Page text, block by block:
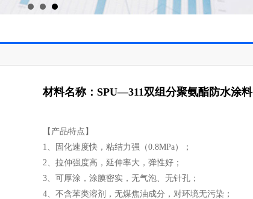
材料名称：SPU—311双组分聚氨酯防水涂料
【产品特点】
1、固化速度快，粘结力强（0.8MPa）；
2、拉伸强度高，延伸率大，弹性好；
3、可厚涂，涂膜密实，无气泡、无针孔；
4、不含苯类溶剂，无煤焦油成分，对环境无污染；